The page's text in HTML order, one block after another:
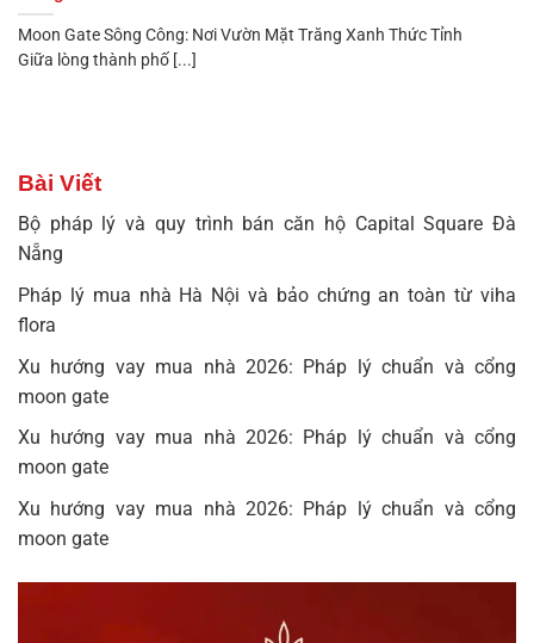
Moon Gate Sông Công: Nơi Vườn Mặt Trăng Xanh Thức Tỉnh
Giữa lòng thành phố [...]
Bài Viết
Bộ pháp lý và quy trình bán căn hộ Capital Square Đà
Nẵng
Pháp lý mua nhà Hà Nội và bảo chứng an toàn từ viha
flora
Xu hướng vay mua nhà 2026: Pháp lý chuẩn và cổng
moon gate
Xu hướng vay mua nhà 2026: Pháp lý chuẩn và cổng
moon gate
Xu hướng vay mua nhà 2026: Pháp lý chuẩn và cổng
moon gate